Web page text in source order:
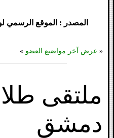
المصدر : الموقع الرسمي
« عرض آخر مواضيع العضو »
ملتقى
دمشق